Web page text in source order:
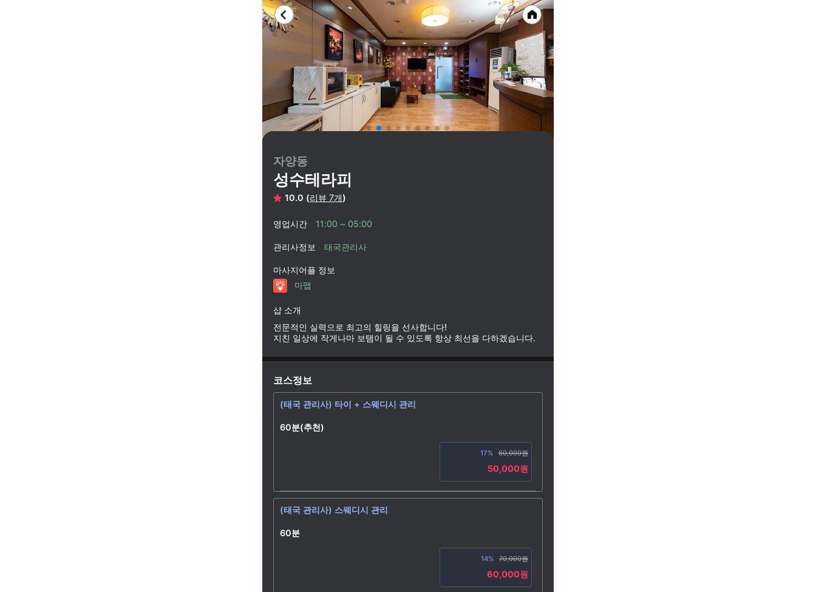
자양동
성수테라피
10.0 (리뷰 7개)
영업시간 11:00 ~ 05:00
관리사정보 태국관리사
마사지어플 정보
마맵
샵 소개
전문적인 실력으로 최고의 힐링을 선사합니다!
지친 일상에 작게나마 보탬이 될 수 있도록 항상 최선을 다하겠습니다.
코스정보
(태국 관리사) 타이 + 스웨디시 관리
60분(추천)
17% 60,000원
50,000원
(태국 관리사) 스웨디시 관리
60분
14% 70,000원
60,000원